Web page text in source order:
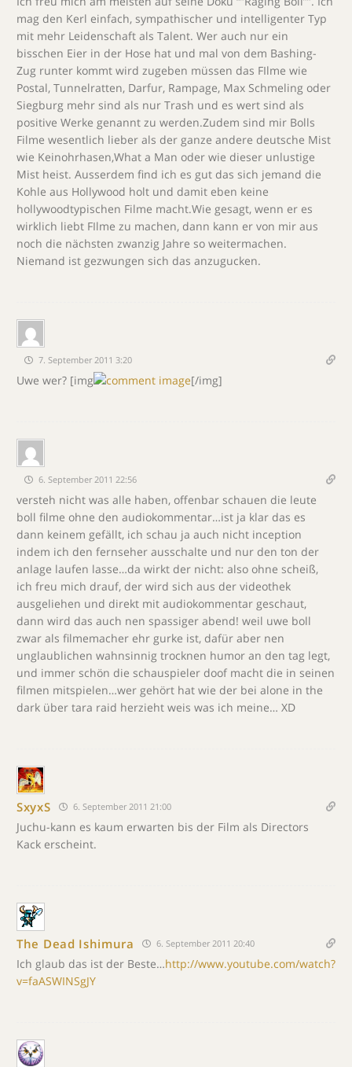
mag den Kerl einfach, sympathischer und intelligenter Typ
mit mehr Leidenschaft als Talent. Wer auch nur ein
bisschen Eier in der Hose hat und mal von dem Bashing-
Zug runter kommt wird zugeben müssen das FIlme wie
Postal, Tunnelratten, Darfur, Rampage, Max Schmeling oder
Siegburg mehr sind als nur Trash und es wert sind als
positive Werke genannt zu werden.Zudem sind mir Bolls
Filme wesentlich lieber als der ganze andere deutsche Mist
wie Keinohrhasen,What a Man oder wie dieser unlustige
Mist heist. Ausserdem find ich es gut das sich jemand die
Kohle aus Hollywood holt und damit eben keine
hollywoodtypischen Filme macht.Wie gesagt, wenn er es
wirklich liebt FIlme zu machen, dann kann er von mir aus
noch die nächsten zwanzig Jahre so weitermachen.
Niemand ist gezwungen sich das anzugucken.
7. September 2011 3:20
Uwe wer? [img [/img]
6. September 2011 22:56
versteh nicht was alle haben, offenbar schauen die leute
boll filme ohne den audiokommentar…ist ja klar das es
dann keinem gefällt, ich schau ja auch nicht inception
indem ich den fernseher ausschalte und nur den ton der
anlage laufen lasse…da wirkt der nicht: also ohne scheiß,
ich freu mich drauf, der wird sich aus der videothek
ausgeliehen und direkt mit audiokommentar geschaut,
dann wird das auch nen spassiger abend! weil uwe boll
zwar als filmemacher ehr gurke ist, dafür aber nen
unglaublichen wahnsinnig trocknen humor an den tag legt,
und immer schön die schauspieler doof macht die in seinen
filmen mitspielen…wer gehört hat wie der bei alone in the
dark über tara raid herzieht weis was ich meine… XD
SxyxS 6. September 2011 21:00
Juchu-kann es kaum erwarten bis der Film als Directors
Kack erscheint.
The Dead Ishimura 6. September 2011 20:40
Ich glaub das ist der Beste…http://www.youtube.com/watch?
v=faASWINSgJY